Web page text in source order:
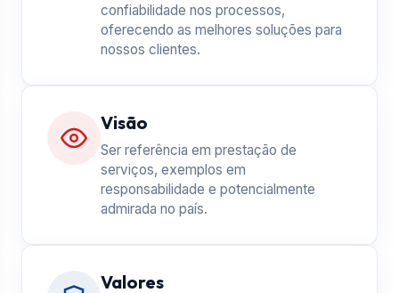
confiabilidade nos processos,
oferecendo as melhores soluções para
nossos clientes.
Visão
Ser referência em prestação de
serviços, exemplos em
responsabilidade e potencialmente
admirada no país.
Valores